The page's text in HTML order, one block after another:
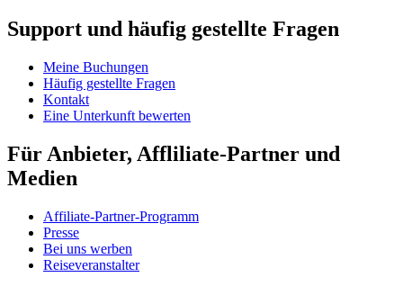
Support und häufig gestellte Fragen
Meine Buchungen
Häufig gestellte Fragen
Kontakt
Eine Unterkunft bewerten
Für Anbieter, Affliliate-Partner und
Medien
Affiliate-Partner-Programm
Presse
Bei uns werben
Reiseveranstalter